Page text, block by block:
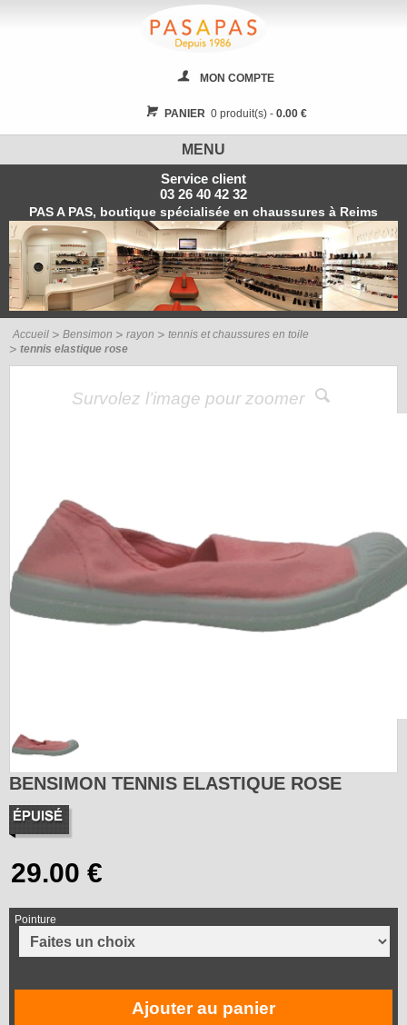
MON COMPTE
PANIER0 produit(s) - 0.00 €
MENU
Service client
03 26 40 42 32
PAS A PAS, boutique spécialisée en chaussures à Reims
Accueil Bensimon rayon
tennis et chaussures en toile
tennis elastique rose
Survolez l’image pour zoomer
BENSIMON TENNIS ELASTIQUE ROSE
Pointure
Ajouter au panier